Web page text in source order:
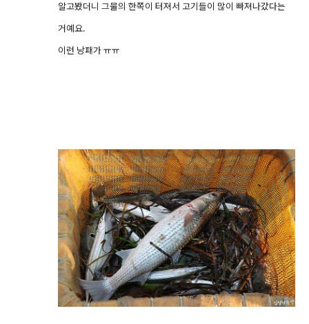
알고봤더니 그물의 한쪽이 터져서 고기들이 많이 빠져나갔다는
거예요.
이런 낭패가 ㅠㅠ